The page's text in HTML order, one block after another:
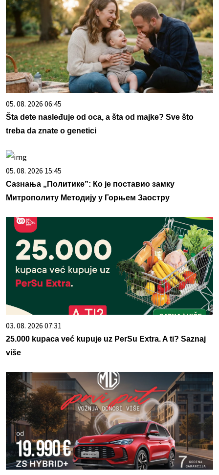
05. 08. 2026 06:45
Šta dete nasleđuje od oca, a šta od majke? Sve što
treba da znate o genetici
05. 08. 2026 15:45
Сазнања „Политике”: Ко је поставио замку
Митрополиту Методију у Горњем Заостру
03. 08. 2026 07:31
25.000 kupaca već kupuje uz PerSu Extra. A ti? Saznaj
više